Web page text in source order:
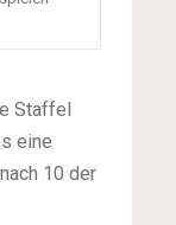
Staffel
eine
10 der